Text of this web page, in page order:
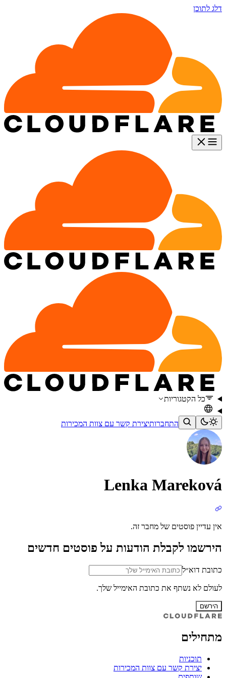
דלג לתוכן
כל הקטגוריות
התחברותיצירת קשר עם צוות המכירות
Lenka Mareková
אין עדיין פוסטים של מחבר זה.
הירשמו לקבלת הודעות על פוסטים חדשים
כתובת דוא״ל
לעולם לא נשתף את כתובת האימייל שלך.
הירשם
מתחילים
תוכניות
יצירת קשר עם צוות המכירות